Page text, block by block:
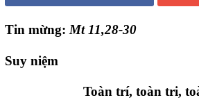
Tin mừng: Mt 11,28-30
Suy niệm
Toàn trí, toàn tri,